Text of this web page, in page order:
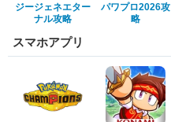
ジージェネエター
ナル攻略
パワプロ2026攻
略
スマホアプリ